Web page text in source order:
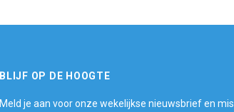
BLIJF OP DE HOOGTE
Meld je aan voor onze wekelijkse nieuwsbrief en mis